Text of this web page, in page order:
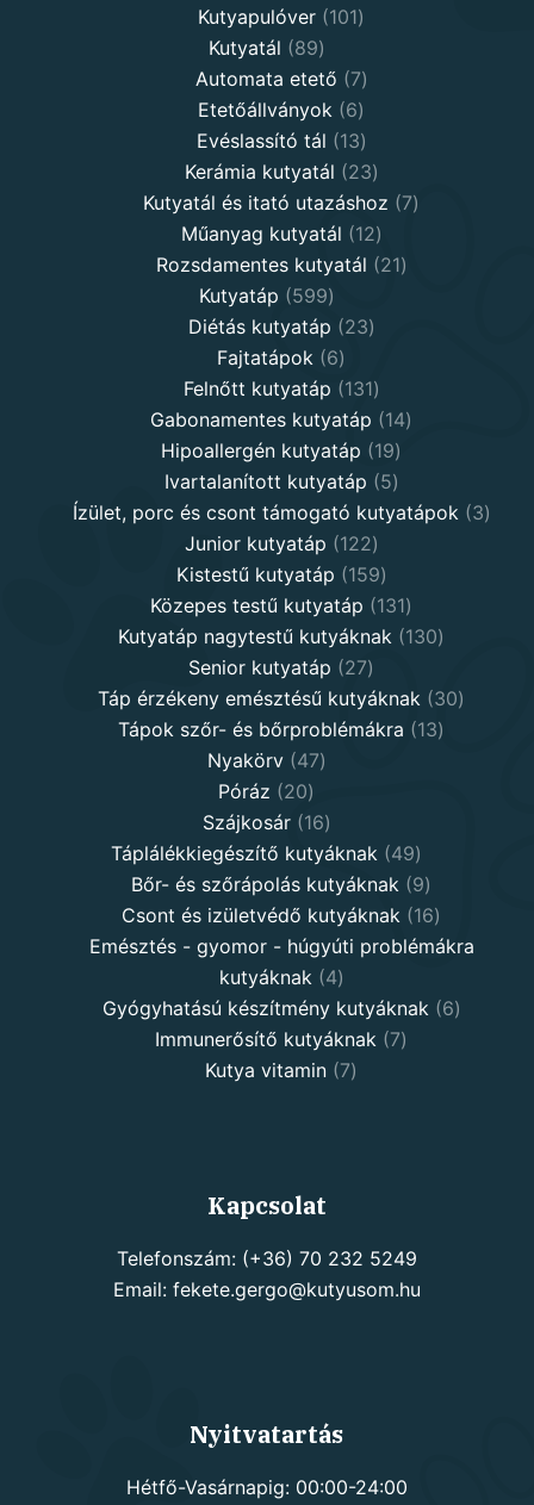
products
Kutyapulóver 101101
Kutyatál 8989
products
Automata etető 77
products
Etetőállványok 66
products
Evéslassító tál 1313
products
Kerámia kutyatál 2323
products
Kutyatál és itató utazáshoz 77
Műanyag kutyatál 1212
products
Rozsdamentes kutyatál 2121
Kutyatáp 599599
products
Diétás kutyatáp 2323
Fajtatápok 66
products
Felnőtt kutyatáp 131131
products
Gabonamentes kutyatáp 1414
Hipoallergén kutyatáp 1919
products
Ivartalanított kutyatáp 55
products
Ízület, porc és csont támogató kutyatápok 33
Junior kutyatáp 122122
products
Kistestű kutyatáp 159159
products
Közepes testű kutyatáp 131131
products
Kutyatáp nagytestű kutyáknak 130130
Senior kutyatáp 2727
products
Táp érzékeny emésztésű kutyáknak 3030
Tápok szőr- és bőrproblémákra 1313
Nyakörv 4747
Póráz 2020
products
Szájkosár 1616
products
Táplálékkiegészítő kutyáknak 4949
products
Bőr- és szőrápolás kutyáknak 99
products
Csont és izületvédő kutyáknak 1616
products
Emésztés - gyomor - húgyúti problémákra
kutyáknak
44
products
Gyógyhatású készítmény kutyáknak 66
Immunerősítő kutyáknak 77
Kutya vitamin 77
Kapcsolat
Telefonszám: (+36) 70 232 5249
Email: fekete.gergo@kutyusom.hu
Nyitvatartás
Hétfő-Vasárnapig: 00:00-24:00